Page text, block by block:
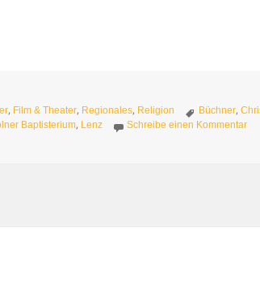
, Film & Theater, Regionales, Religion Schlagwörter
Büchner,
Baptisterium, Lenz Schreibe einen Kommentarzu